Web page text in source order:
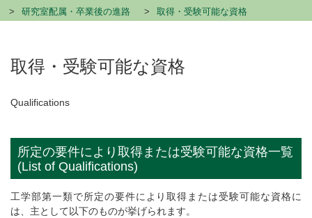
研究室配属・卒業後の進路
取得・受験可能な資格
取得・受験可能な資格
Qualifications
所定の要件により取得または受験可能な資格一覧
(List of Qualifications)
工学部第一類で所定の要件により取得または受験可能な資格に
は、主として以下のものが挙げられます。